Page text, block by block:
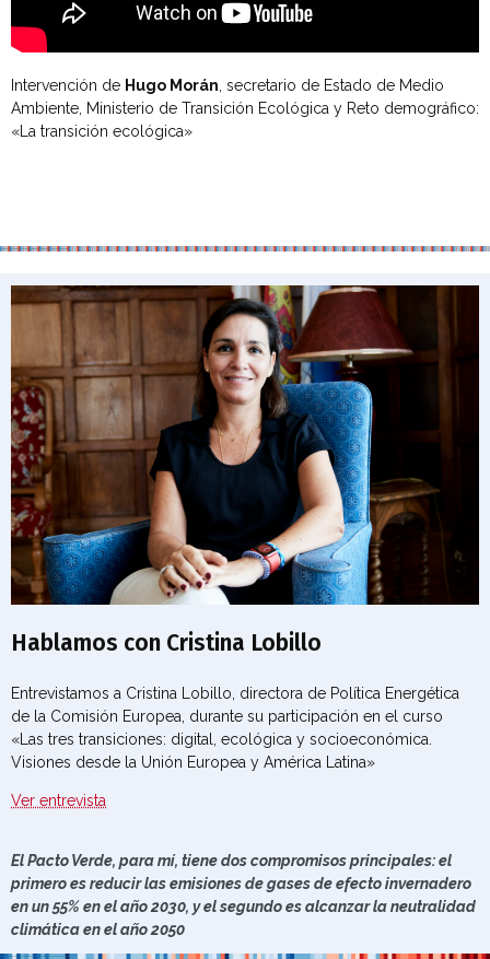
Intervención de Hugo Morán , secretario de Estado de Medio
Ambiente, Ministerio de Transición Ecológica y Reto demográfico:
«La transición ecológica»
Hablamos con Cristina Lobillo
Entrevistamos a Cristina Lobillo, directora de Política Energética
de la Comisión Europea, durante su participación en el curso
«Las tres transiciones: digital, ecológica y socioeconómica.
Visiones desde la Unión Europea y América Latina»
Ver entrevista
El Pacto Verde, para mí, tiene dos compromisos principales: el
primero es reducir las emisiones de gases de efecto invernadero
en un 55% en el año 2030, y el segundo es alcanzar la neutralidad
climática en el año 2050